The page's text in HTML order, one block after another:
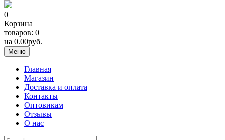
0
Корзина
товаров: 0
на 0.00руб.
Меню
Главная
Магазин
Доставка и оплата
Контакты
Оптовикам
Отзывы
О нас